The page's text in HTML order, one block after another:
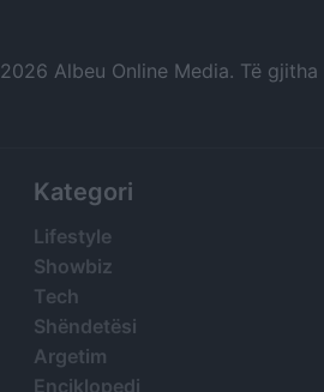
2026 Albeu Online Media. Të
Kategori
Lifestyle
Showbiz
Tech
Shëndetësi
Argetim
Enciklopedi